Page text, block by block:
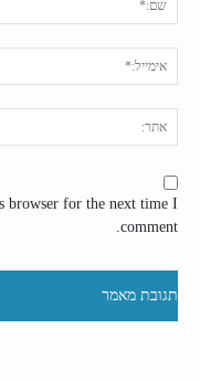
browser for the next time I
comment.